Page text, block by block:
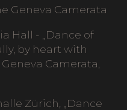
Geneva Camerata
Hall - „Dance of
by heart with
Camerata,
Zürich, „Dance